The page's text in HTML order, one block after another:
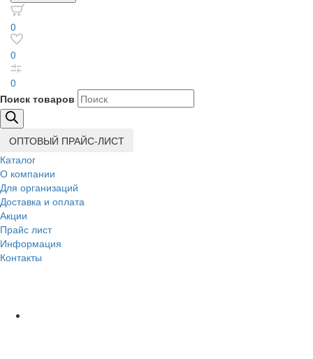
0
0
0
Поиск товаров
ОПТОВЫЙ ПРАЙС-ЛИСТ
Каталог
О компании
Для организаций
Доставка и оплата
Акции
Прайс лист
Информация
Контакты